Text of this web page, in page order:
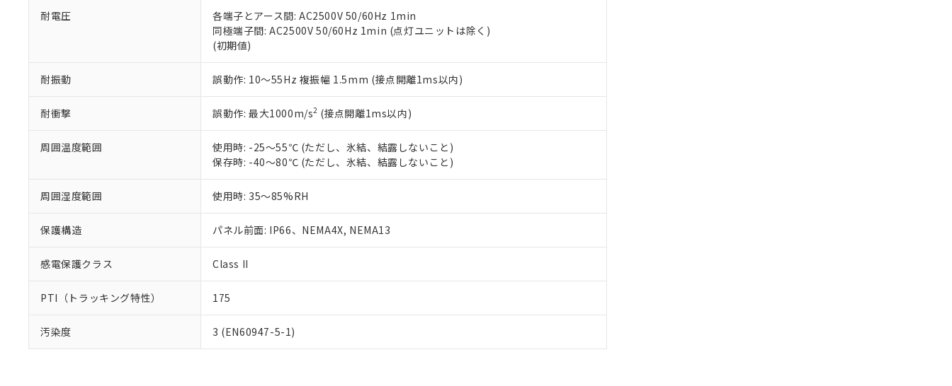
耐電圧
各端子とアース間: AC2500V 50/60Hz 1min
同極端子間: AC2500V 50/60Hz 1min (点灯ユニットは除く)
(初期値)
耐振動 誤動作: 10～55Hz 複振幅 1.5mm (接点開離1ms以内)
耐衝撃 誤動作: 最大1000m/s2 (接点開離1ms以内)
周囲温度範囲
使用時: -25～55℃ (ただし、氷結、結露しないこと)
保存時: -40～80℃ (ただし、氷結、結露しないこと)
周囲湿度範囲 使用時: 35～85%RH
保護構造 パネル前面: IP66、NEMA4X, NEMA13
感電保護クラス Class II
PTI（トラッキング特性） 175
汚染度 3 (EN60947-5-1)